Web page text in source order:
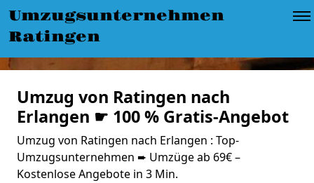
Umzugsunternehmen
Ratingen
Umzug von Ratingen nach
Erlangen ☛ 100 % Gratis-Angebot
Umzug von Ratingen nach Erlangen : Top-
Umzugsunternehmen ➨ Umzüge ab 69€ –
Kostenlose Angebote in 3 Min.